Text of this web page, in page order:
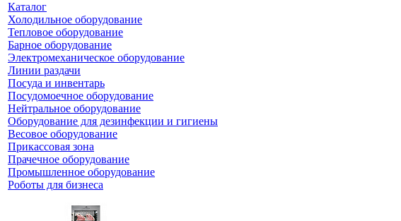
Каталог
Холодильное оборудование
Тепловое оборудование
Барное оборудование
Электромеханическое оборудование
Линии раздачи
Посуда и инвентарь
Посудомоечное оборудование
Нейтральное оборудование
Оборудование для дезинфекции и гигиены
Весовое оборудование
Прикассовая зона
Прачечное оборудование
Промышленное оборудование
Роботы для бизнеса